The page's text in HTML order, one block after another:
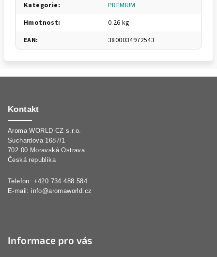
Kategorie:
PREMIUM
Hmotnost:
0.26 kg
EAN: 3800034972543
Kontakt
Aroma WORLD CZ s.r.o.
Suchardova 1687/1
702 00 Moravská Ostrava
Česká republika
Telefon: +420 734 488 584
E-mail: info@aromaworld.cz
Informace pro vás